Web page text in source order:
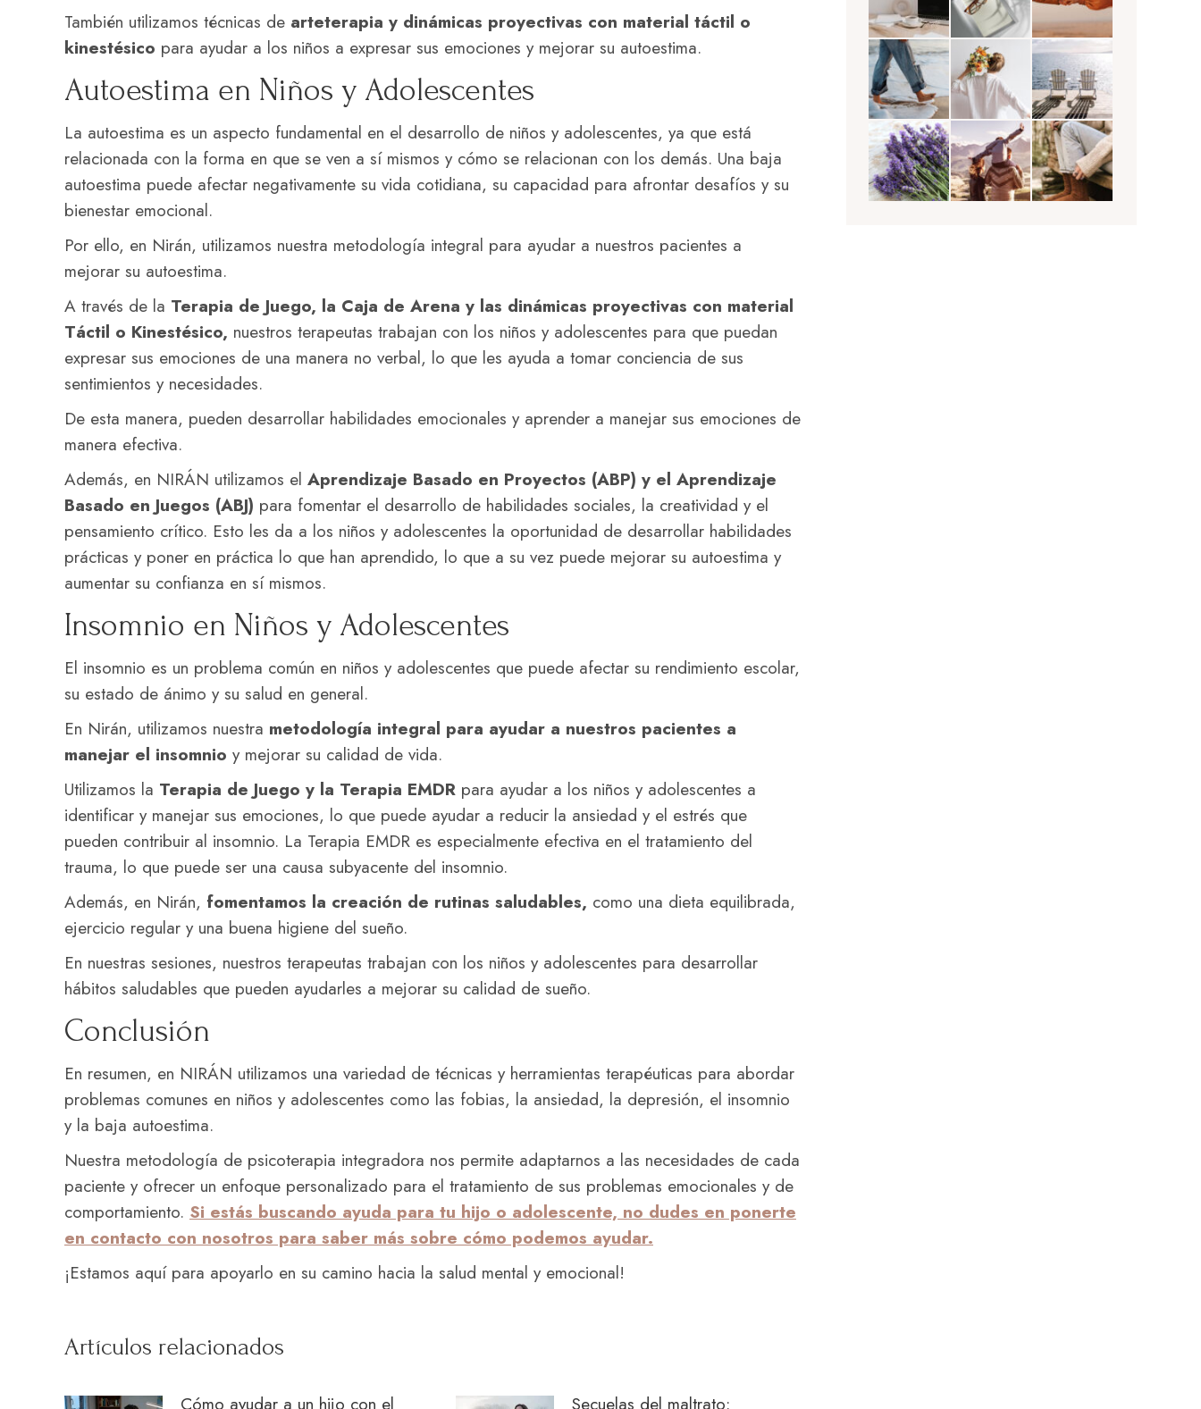
También utilizamos técnicas de arteterapia y dinámicas proyectivas con material táctil o
kinestésico para ayudar a los niños a expresar sus emociones y mejorar su autoestima.
Autoestima en Niños y Adolescentes
La autoestima es un aspecto fundamental en el desarrollo de niños y adolescentes, ya que está
relacionada con la forma en que se ven a sí mismos y cómo se relacionan con los demás. Una baja
autoestima puede afectar negativamente su vida cotidiana, su capacidad para afrontar desafíos y su
bienestar emocional.
Por ello, en Nirán, utilizamos nuestra metodología integral para ayudar a nuestros pacientes a
mejorar su autoestima.
A través de la Terapia de Juego, la Caja de Arena y las dinámicas proyectivas con material
Táctil o Kinestésico, nuestros terapeutas trabajan con los niños y adolescentes para que puedan
expresar sus emociones de una manera no verbal, lo que les ayuda a tomar conciencia de sus
sentimientos y necesidades.
De esta manera, pueden desarrollar habilidades emocionales y aprender a manejar sus emociones de
manera efectiva.
Además, en NIRÁN utilizamos el Aprendizaje Basado en Proyectos (ABP) y el Aprendizaje
Basado en Juegos (ABJ) para fomentar el desarrollo de habilidades sociales, la creatividad y el
pensamiento crítico. Esto les da a los niños y adolescentes la oportunidad de desarrollar habilidades
prácticas y poner en práctica lo que han aprendido, lo que a su vez puede mejorar su autoestima y
aumentar su confianza en sí mismos.
Insomnio en Niños y Adolescentes
El insomnio es un problema común en niños y adolescentes que puede afectar su rendimiento escolar,
su estado de ánimo y su salud en general.
En Nirán, utilizamos nuestra metodología integral para ayudar a nuestros pacientes a
manejar el insomnio y mejorar su calidad de vida.
Utilizamos la Terapia de Juego y la Terapia EMDR para ayudar a los niños y adolescentes a
identificar y manejar sus emociones, lo que puede ayudar a reducir la ansiedad y el estrés que
pueden contribuir al insomnio. La Terapia EMDR es especialmente efectiva en el tratamiento del
trauma, lo que puede ser una causa subyacente del insomnio.
Además, en Nirán, fomentamos la creación de rutinas saludables, como una dieta equilibrada,
ejercicio regular y una buena higiene del sueño.
En nuestras sesiones, nuestros terapeutas trabajan con los niños y adolescentes para desarrollar
hábitos saludables que pueden ayudarles a mejorar su calidad de sueño.
Conclusión
En resumen, en NIRÁN utilizamos una variedad de técnicas y herramientas terapéuticas para abordar
problemas comunes en niños y adolescentes como las fobias, la ansiedad, la depresión, el insomnio
y la baja autoestima.
Nuestra metodología de psicoterapia integradora nos permite adaptarnos a las necesidades de cada
paciente y ofrecer un enfoque personalizado para el tratamiento de sus problemas emocionales y de
comportamiento. Si estás buscando ayuda para tu hijo o adolescente, no dudes en ponerte
en contacto con nosotros para saber más sobre cómo podemos ayudar.
¡Estamos aquí para apoyarlo en su camino hacia la salud mental y emocional!
Artículos relacionados
Cómo ayudar a un hijo con el Secuelas del maltrato: